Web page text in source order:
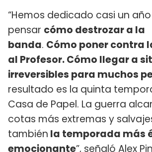
“Hemos dedicado casi un
pensar cómo destrozar a la
banda. Cómo poner contra
al Profesor. Cómo llegar a
irreversibles para muchos
resultado es la quinta
Casa de Papel. La guerra
cotas más extremas y
también la temporada más
emocionante”, señaló Alex